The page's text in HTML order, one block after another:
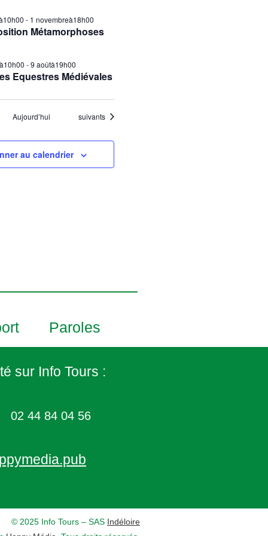
Métamorphoses
- 1 novembreà18h00
Equestres Médiévales
-9 aoûtà19h00
Aujourd’hui Évènements
suivants
au calendrier
Paroles
sur Info Tours :
02 44 84 04 56
© 2025 Info Tours – SAS Indéloire